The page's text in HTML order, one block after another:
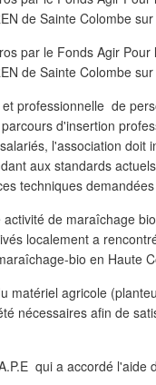
professionnelle de
d'insertion
l'association doit
aux standards
techniques
de maraîchage
localement a
bio en Haute
matériel agricole
nécessaires afin de
qui a accordé l'aide